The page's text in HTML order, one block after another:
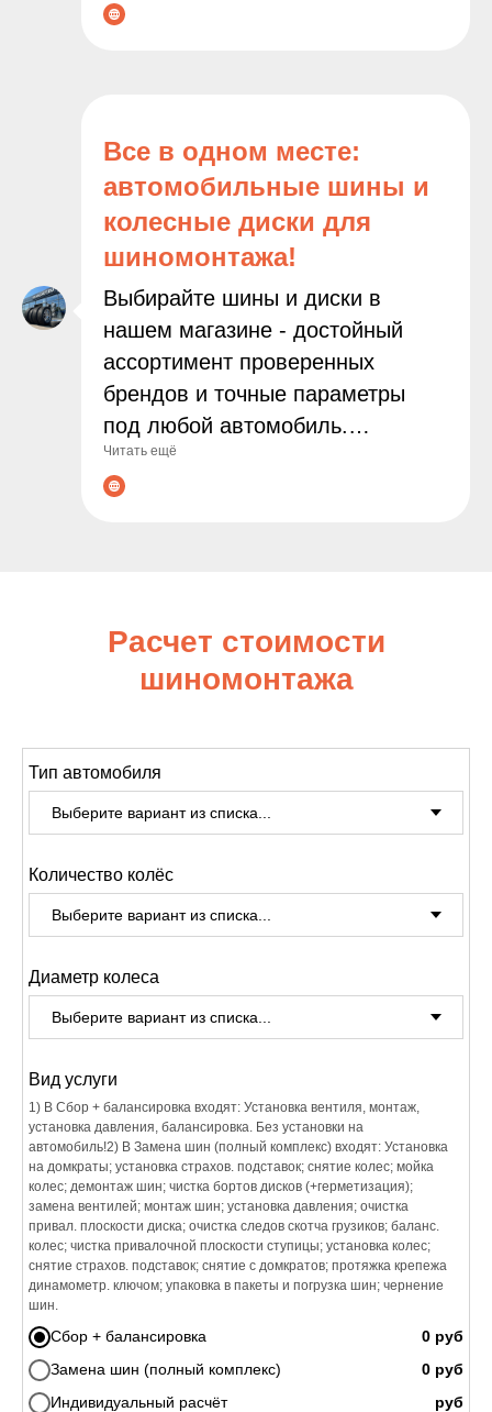
оборудование и опытные
ваш автомобиль будет служить
дольше, а поездки останутся
Все в одном месте:
автомобильные шины и
колесные диски для
шиномонтажа!
Выбирайте шины и диски в
нашем магазине - достойный
ассортимент проверенных
брендов и точные параметры
под любой автомобиль.
Гарантируем оригинальные
товары, выгодные цены и
дороге!
Читать ещё
Расчет стоимости
шиномонтажа
Тип автомобиля
Количество колёс
Диаметр колеса
Вид услуги
1) В Сбор + балансировка входят: Установка вентиля, монтаж,
установка давления, балансировка. Без установки на
автомобиль!2) В Замена шин (полный комплекс) входят: Установка
на домкраты; установка страхов. подставок; снятие колес; мойка
колес; демонтаж шин; чистка бортов дисков (+герметизация);
замена вентилей; монтаж шин; установка давления; очистка
привал. плоскости диска; очистка следов скотча грузиков; баланс.
колес; чистка привалочной плоскости ступицы; установка колес;
снятие страхов. подставок; снятие с домкратов; протяжка крепежа
динамометр. ключом; упаковка в пакеты и погрузка шин; чернение
шин.
Сбор + балансировка
Замена шин (полный комплекс)
Индивидуальный расчёт